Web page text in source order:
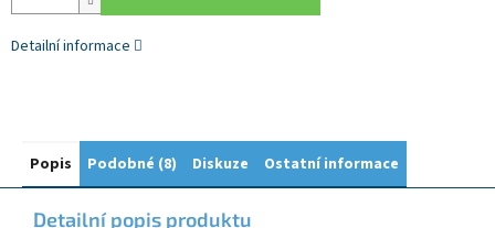
Detailní informace
Popis Podobné (8) Diskuze Ostatní informace
Detailní popis produktu